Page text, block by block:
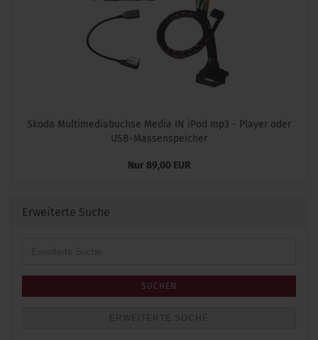
Skoda Multimediabuchse Media IN iPod mp3 - Player oder
USB-Massenspeicher
Nur 89,00 EUR
Erweiterte Suche
SUCHEN
ERWEITERTE SUCHE